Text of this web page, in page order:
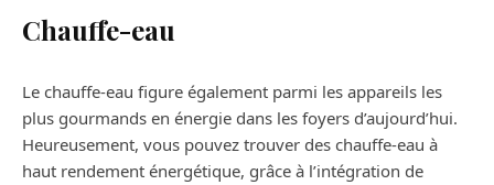
Chauffe-eau
Le chauffe-eau figure également parmi les appareils les
plus gourmands en énergie dans les foyers d’aujourd’hui.
Heureusement, vous pouvez trouver des chauffe-eau à
haut rendement énergétique, grâce à l’intégration de